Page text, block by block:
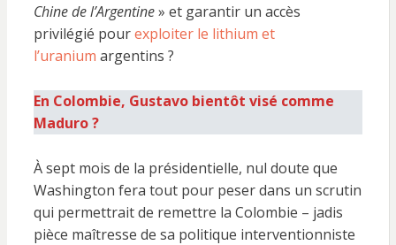
Chine de l’Argentine» et garantir un accès
privilégié pourexploiter le lithium et
l’uranium argentins ?
En Colombie, Gustavo bientôt visé comme
Maduro ?
À sept mois de la présidentielle, nul doute que
Washington fera tout pour peser dans un scrutin
qui permettrait de remettre la Colombie – jadis
pièce maîtresse de sa politique interventionniste